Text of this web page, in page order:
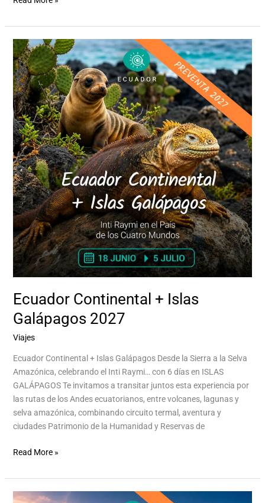
Ecuador Continental + Islas
Galápagos 2027
Viajes/
Ecuador Continental + Islas Galápagos Desde la Sierra a la Selva
Amazónica, celebrando el Inti Raymi… con 6 días en ISLAS
GALÁPAGOS Te invitamos a transitar juntos esta experiencia por
las rutas de los Andes ecuatorianos, entre volcanes, lagunas y
selva amazónica, combinando circuito termal, aventura y
ciudades Patrimonio de la Humanidad y Reservas de
Ecuador
Continental
+
Islas
Galápagos
2027
Read More »
Ruta